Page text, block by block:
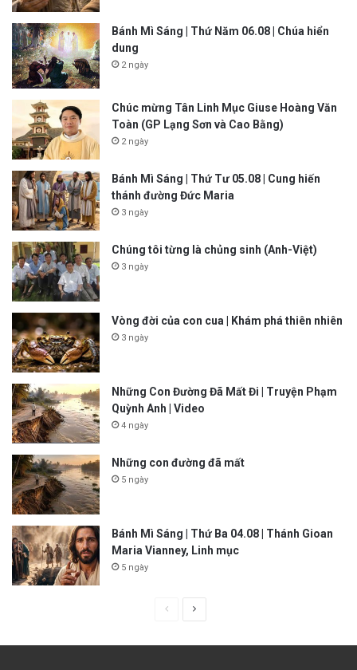
Bánh Mì Sáng | Thứ Năm 06.08 | Chúa hiển
dung
2 ngày
Chúc mừng Tân Linh Mục Giuse Hoàng Văn
Toàn (GP Lạng Sơn và Cao Bằng)
2 ngày
Bánh Mì Sáng | Thứ Tư 05.08 | Cung hiến
thánh đường Đức Maria
3 ngày
Chúng tôi từng là chủng sinh (Anh-Việt)
3 ngày
Vòng đời của con cua | Khám phá thiên nhiên
3 ngày
Những Con Đường Đã Mất Đi | Truyện Phạm
Quỳnh Anh | Video
4 ngày
Những con đường đã mất
5 ngày
Bánh Mì Sáng | Thứ Ba 04.08 | Thánh Gioan
Maria Vianney, Linh mục
5 ngày